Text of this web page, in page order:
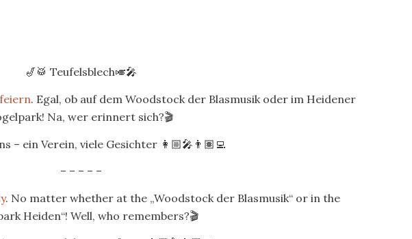
🎷🥁 Teufelsblech🎺🎤
feiern. Egal, ob auf dem Woodstock der Blasmusik oder im Heidener
Na, wer erinnert sich?🎬
– ein Verein, viele Gesichter 👩🏼‍🎤👨🏽‍💻
– – – – –
. No matter whether at the „Woodstock der Blasmusik“ or in the
Heiden“! Well, who remembers?🎬